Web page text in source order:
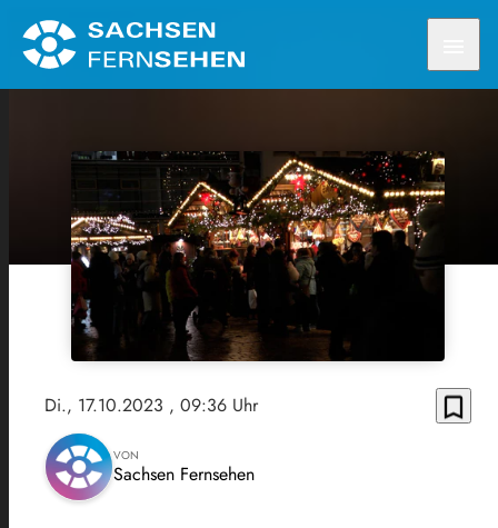
Di., 17.10.2023 , 09:36 Uhr bookmark_border
VON
Sachsen Fernsehen